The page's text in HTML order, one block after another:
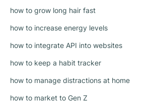
how to grow long hair fast
how to increase energy levels
how to integrate API into websites
how to keep a habit tracker
how to manage distractions at home
how to market to Gen Z